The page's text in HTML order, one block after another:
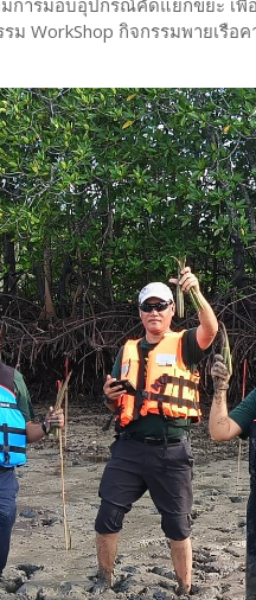
ม WorkShop กิจกรรมพายเรือ